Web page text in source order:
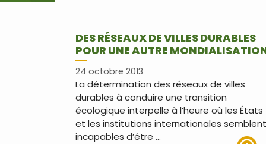
DES RÉSEAUX DE VILLES DURABLES
POUR UNE AUTRE
24 octobre 2013
La détermination des réseaux de villes
durables à conduire une transition
écologique interpelle à l’heure où les États
et les institutions internationales semblent
incapables d’être …